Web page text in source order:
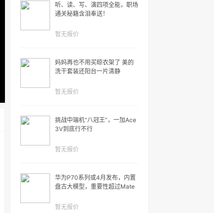
听、读、写、演四项全能，职场
通关秘籍含泪奉送！
暂无报价
妈妈再也不用买晾衣架了 美的
洗干套装还阳台一片清静
暂无报价
挑战中端机“八冠王”，一加Ace
3V到底行不行
暂无报价
华为P70系列或4月发布，内置
盘古大模型，重要性超过Mate
暂无报价